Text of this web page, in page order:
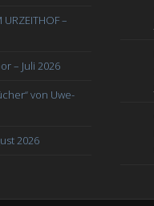
URZEITHOF –
– Juli 2026
von Uwe-
2026